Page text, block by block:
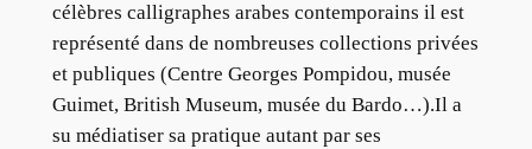
célèbres calligraphes arabes contemporains il est
représenté dans de nombreuses collections privées
et publiques (Centre Georges Pompidou, musée
Guimet, British Museum, musée du Bardo…).Il a
su médiatiser sa pratique autant par ses